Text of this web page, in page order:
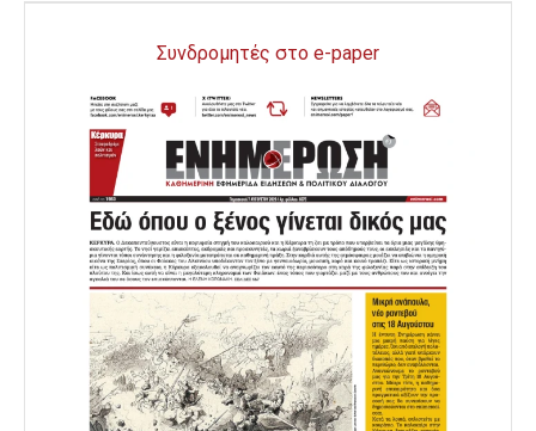
Συνδρομητές στο e-paper